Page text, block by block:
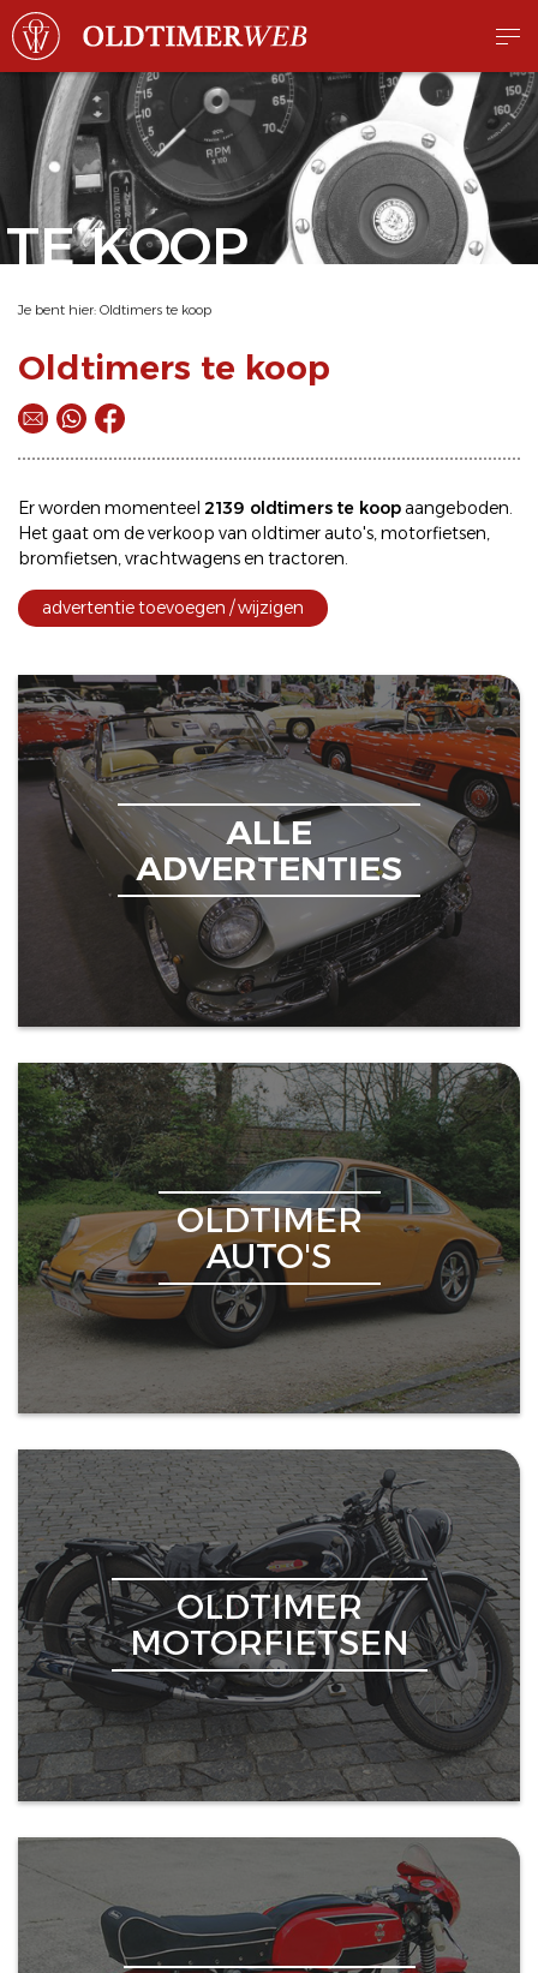
TE KOOP
Je bent hier: Oldtimers te koop
Oldtimers te koop
Er worden momenteel 2139 oldtimers te koopaangeboden.
Het gaat om deverkoop van oldtimerauto's,motorfietsen,
bromfietsen,vrachtwagens en tractoren.
advertentie toevoegen / wijzigen
ALLE
ADVERTENTIES
OLDTIMER
AUTO'S
OLDTIMER
MOTORFIETSEN